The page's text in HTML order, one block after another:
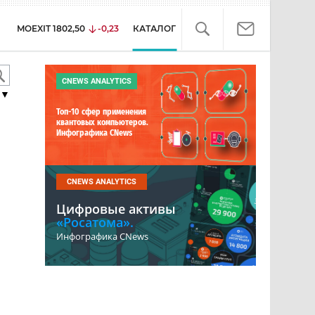
MOEXIT 1802,50 -0,23 КАТАЛОГ
CNEWS ANALYTICS
Топ-10 сфер применения
квантовых компьютеров.
Инфографика CNews
CNEWS ANALYTICS
Цифровые активы
«Росатома».
Инфографика CNews